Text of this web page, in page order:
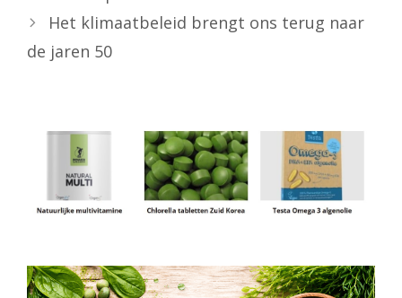
Het klimaatbeleid brengt ons terug naar
de jaren 50